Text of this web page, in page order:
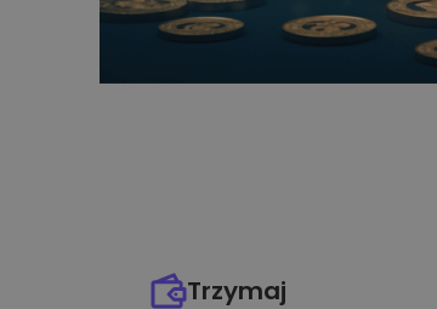
Trzymaj